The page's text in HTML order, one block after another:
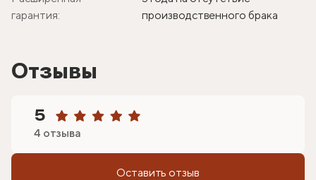
гарантия:
производственного брака
Отзывы
5
4 отзыва
Оставить отзыв